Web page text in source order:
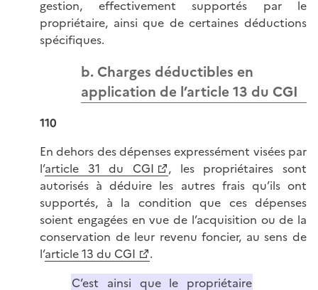
gestion, effectivement supportés par le
propriétaire, ainsi que de certaines déductions
spécifiques.
b. Charges déductibles en
application de l’article 13 du CGI
110
En dehors des dépenses expressément visées par
l’article 31 du CGI
, les propriétaires sont
autorisés à déduire les autres frais qu’ils ont
supportés, à la condition que ces dépenses
soient engagées en vue de l’acquisition ou de la
conservation de leur revenu foncier, au sens de
l’article 13 du CGI
.
C’est ainsi que le propriétaire